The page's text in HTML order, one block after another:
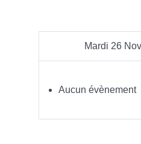
Mardi 26
Aucun évènement